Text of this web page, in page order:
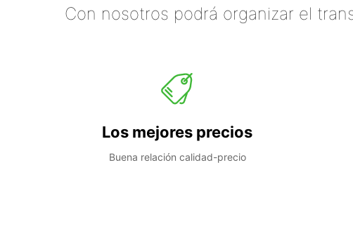
Con nosotros podrá organizar el
Los mejores precios
Buena relación calidad-precio